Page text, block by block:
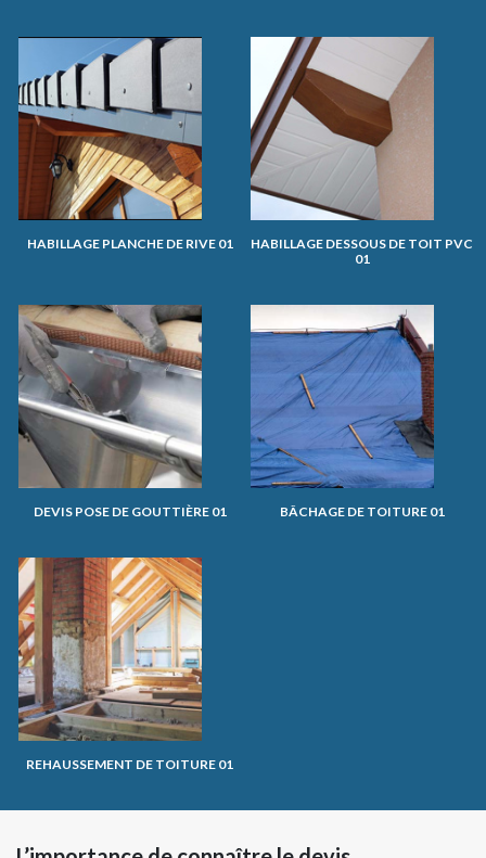
HABILLAGE PLANCHE DE RIVE 01
HABILLAGE DESSOUS DE TOIT PVC
01
DEVIS POSE DE GOUTTIÈRE 01 BÂCHAGE DE TOITURE 01
REHAUSSEMENT DE TOITURE 01